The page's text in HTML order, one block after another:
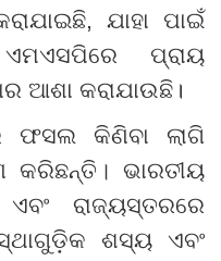
,ଯାହା ପାଇଁ
ଏମଏସପିରେ ପ୍ରାୟ
ଆଶା କରାଯାଉଛି।
ଫସଲ କିଣିବା ଲାଗି
କରିଛନ୍ତି ।
ଭାରତୀୟ
ଏବଂ ରାଜ୍ୟସ୍ତରରେ
ଶସ୍ୟ ଏବଂ